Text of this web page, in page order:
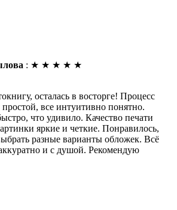
: ★ ★ ★ ★ ★
осталась в восторге! Процесс
все интуитивно понятно.
что удивило. Качество печати
яркие и четкие. Понравилось,
разные варианты обложек. Всё
и с душой. Рекомендую